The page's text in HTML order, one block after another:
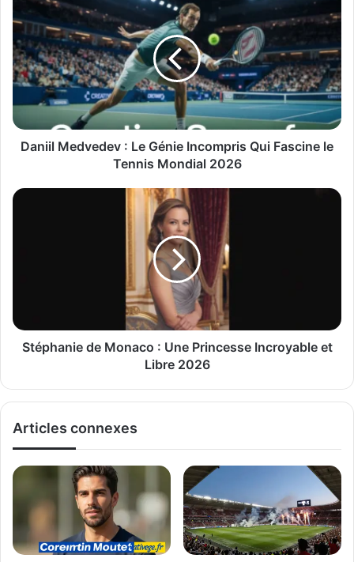
Daniil Medvedev : Le Génie Incompris Qui Fascine le
Tennis Mondial 2026
Stéphanie de Monaco : Une Princesse Incroyable et
Libre 2026
Articles connexes